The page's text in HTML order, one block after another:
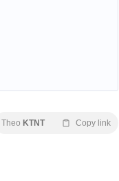
Theo KTNT Copy link